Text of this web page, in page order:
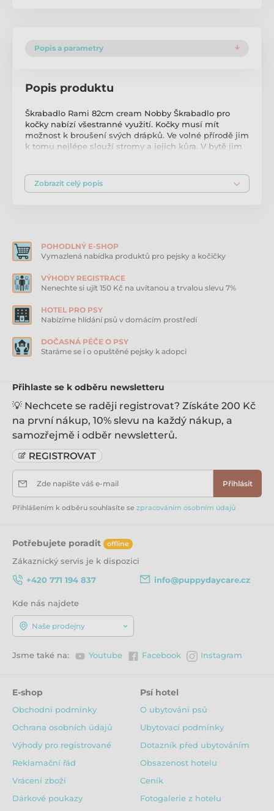
Popis a parametry
Popis produktu
Škrabadlo Rami 82cm cream Nobby Škrabadlo pro
kočky nabízí všestranné využití. Kočky musí mít
možnost k broušení svých drápků. Ve volné přírodě jim
k tomu nejlépe slouží stromy a jejich kůra. V bytě jim
například ve vašem nábytku, křesle nebo koberci.
Škrabadlo je vyvedené v elegantní moderní béžové
15 cm základna 45 × 45 cm závěsné odpočívadlo 42 ×
42 cm horní odpočívadlo s kapsou 70 × 45 × 22 cm
Zobrazit celý popis
POHODLNÝ E-SHOP
Vymazlená nabídka produktů pro pejsky a kočičky
VÝHODY REGISTRACE
Nenechte si ujít 150 Kč na uvítanou a trvalou slevu 7%
HOTEL PRO PSY
Nabízíme hlídání psů v domácím prostředí
DOČASNÁ PÉČE O PSY
Staráme se i o opuštěné pejsky k adopci
Přihlaste se k odběru newsletteru
💡 Nechcete se raději registrovat? Získáte 200 Kč
na první nákup, 10% slevu na každý nákup, a
samozřejmě i odběr newsletterů.
Zde napište váš e-mail Přihlásit
Přihlášením k odběru souhlasíte se zpracováním osobním údajů
Potřebujete poradit offline
Zákaznický servis je k dispozici
+420 771 194 837
info@puppydaycare.cz
Kde nás najdete
Naše prodejny
Jsme také na: Youtube Facebook Instagram
E-shop
Obchodní podmínky
Ochrana osobních údajů
Výhody pro registrované
Reklamační řád
Vrácení zboží
Dárkové poukazy
Psí hotel
O ubytování psů
Ubytovací podmínky
Dotazník před ubytováním
Obsazenost hotelu
Ceník
Fotogalerie z hotelu